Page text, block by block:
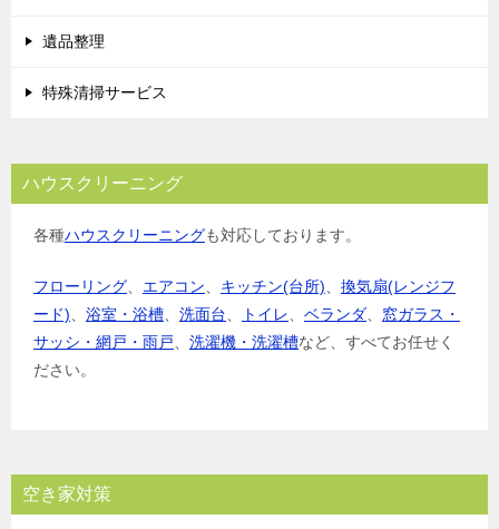
遺品整理
特殊清掃サービス
ハウスクリーニング
各種ハウスクリーニングも対応しております。
フローリング、 エアコン、 キッチン(台所)、 換気扇(レンジフ
ード)、 浴室・浴槽、 洗面台、 トイレ、 ベランダ、 窓ガラス・
サッシ・網戸・雨戸、 洗濯機・洗濯槽など、すべてお任せく
ださい。
空き家対策